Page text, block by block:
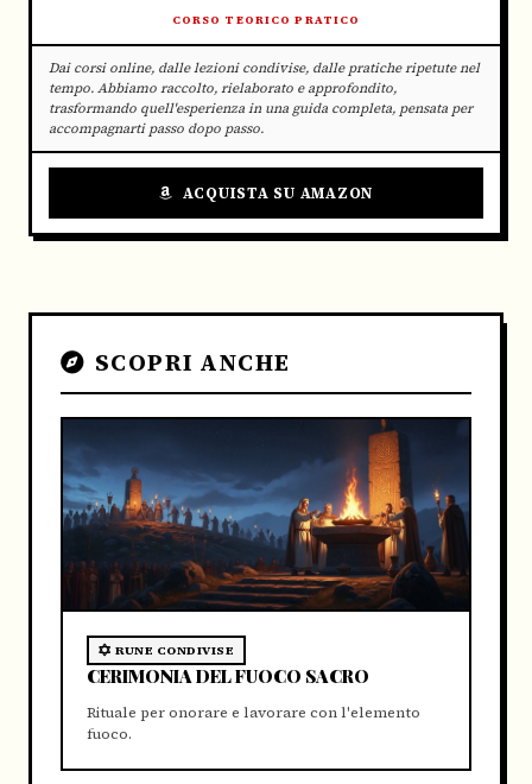
CORSO TEORICO PRATICO
Dai corsi online, dalle lezioni condivise, dalle pratiche ripetute nel
tempo. Abbiamo raccolto, rielaborato e approfondito,
trasformando quell'esperienza in una guida completa, pensata per
accompagnarti passo dopo passo.
ACQUISTA SU AMAZON
SCOPRI ANCHE
RUNE CONDIVISE
CERIMONIA DEL FUOCO SACRO
Rituale per onorare e lavorare con l'elemento
fuoco.